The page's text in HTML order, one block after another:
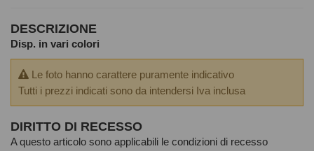
DESCRIZIONE
Disp. in vari colori
Le foto hanno carattere puramente indicativo
Tutti i prezzi indicati sono da intendersi Iva inclusa
DIRITTO DI RECESSO
A questo articolo sono applicabili le condizioni di recesso